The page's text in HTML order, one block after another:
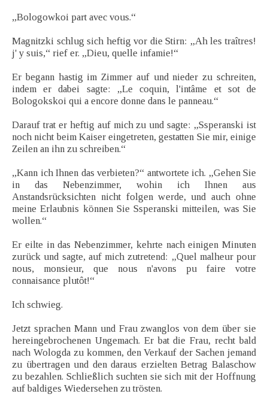
„Bologowkoi part avec vous.“
Magnitzki schlug sich heftig vor die Stirn: „Ah les traîtres!
j' y suis,“ rief er. „Dieu, quelle infamie!“
Er begann hastig im Zimmer auf und nieder zu schreiten,
indem er dabei sagte: „Le coquin, l'intâme et sot de
Bologokskoi qui a encore donne dans le panneau.“
Darauf trat er heftig auf mich zu und sagte: „Ssperanski ist
noch nicht beim Kaiser eingetreten, gestatten Sie mir, einige
Zeilen an ihn zu schreiben.“
„Kann ich Ihnen das verbieten?“ antwortete ich. „Gehen Sie
in das Nebenzimmer, wohin ich Ihnen aus
Anstandsrücksichten nicht folgen werde, und auch ohne
meine Erlaubnis können Sie Ssperanski mitteilen, was Sie
wollen.“
Er eilte in das Nebenzimmer, kehrte nach einigen Minuten
zurück und sagte, auf mich zutretend: „Quel malheur pour
nous, monsieur, que nous n'avons pu faire votre
connaisance plutôt!“
Ich schwieg.
Jetzt sprachen Mann und Frau zwanglos von dem über sie
hereingebrochenen Ungemach. Er bat die Frau, recht bald
nach Wologda zu kommen, den Verkauf der Sachen jemand
zu übertragen und den daraus erzielten Betrag Balaschow
zu bezahlen. Schließlich suchten sie sich mit der Hoffnung
auf baldiges Wiedersehen zu trösten.